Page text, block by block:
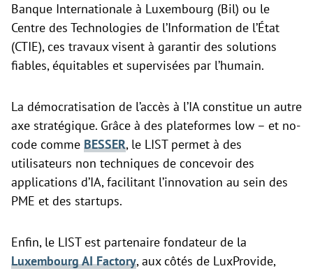
Banque Internationale à Luxembourg (Bil) ou le
Centre des Technologies de l’Information de l’État
(CTIE), ces travaux visent à garantir des solutions
fiables, équitables et supervisées par l’humain.
La démocratisation de l’accès à l’IA constitue un autre
axe stratégique. Grâce à des plateformes low – et no-
code comme BESSER, le LIST permet à des
utilisateurs non techniques de concevoir des
applications d’IA, facilitant l’innovation au sein des
PME et des startups.
Enfin, le LIST est partenaire fondateur de la
Luxembourg AI Factory, aux côtés de LuxProvide,